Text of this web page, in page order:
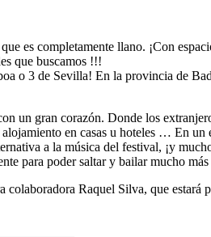
es completamente llano. ¡Con
que buscamos !!!
o 3 de Sevilla! En la provincia de
un gran corazón. Donde los
en casas u hoteles … En
a la música del festival, ¡y
para poder saltar y bailar mucho
Raquel Silva, que estará